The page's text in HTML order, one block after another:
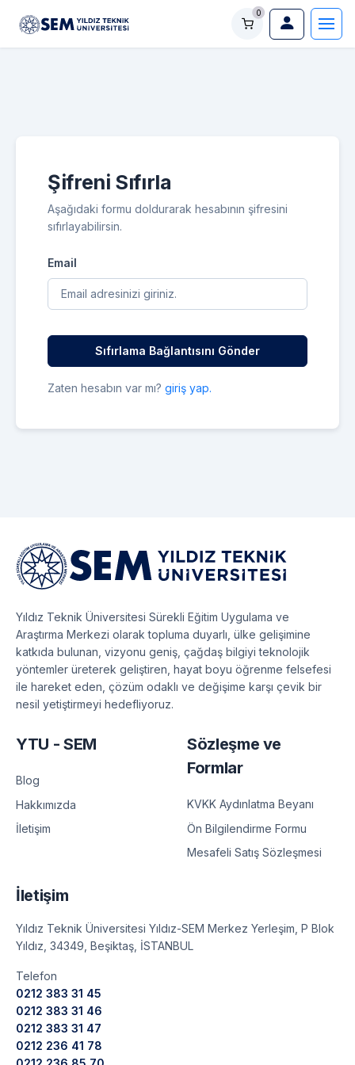
0
Şifreni Sıfırla
Aşağıdaki formu doldurarak hesabının şifresini
sıfırlayabilirsin.
Email
Sıfırlama Bağlantısını Gönder
Zaten hesabın var mı? giriş yap.
Yıldız Teknik Üniversitesi Sürekli Eğitim Uygulama ve
Araştırma Merkezi olarak topluma duyarlı, ülke gelişimine
katkıda bulunan, vizyonu geniş, çağdaş bilgiyi teknolojik
yöntemler üreterek geliştiren, hayat boyu öğrenme felsefesi
ile hareket eden, çözüm odaklı ve değişime karşı çevik bir
nesil yetiştirmeyi hedefliyoruz.
YTU - SEM
Blog
Hakkımızda
İletişim
Sözleşme ve
Formlar
KVKK Aydınlatma Beyanı
Ön Bilgilendirme Formu
Mesafeli Satış Sözleşmesi
İletişim
Yıldız Teknik Üniversitesi Yıldız-SEM Merkez Yerleşim, P Blok
Yıldız, 34349, Beşiktaş, İSTANBUL
Telefon
0212 383 31 45
0212 383 31 46
0212 383 31 47
0212 236 41 78